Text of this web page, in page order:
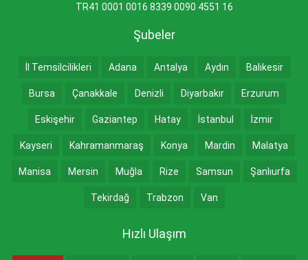
TR41 0001 0016 8339 0090 4551 16
Şubeler
İl Temsilcilikleri Adana Antalya Aydın Balıkesir
Bursa Çanakkale Denizli Diyarbakır Erzurum
Eskişehir Gaziantep Hatay İstanbul İzmir
Kayseri Kahramanmaraş Konya Mardin Malatya
Manisa Mersin Muğla Rize Samsun Şanlıurfa
Tekirdağ Trabzon Van
Hızlı Ulaşım